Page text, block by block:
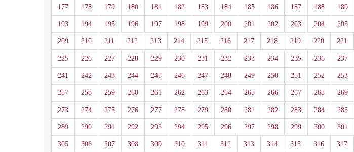
177 178 179 180 181 182 183 184 185 186 187 188 189
193 194 195 196 197 198 199 200 201 202 203 204 205
209 210 211 212 213 214 215 216 217 218 219 220 221
225 226 227 228 229 230 231 232 233 234 235 236 237
241 242 243 244 245 246 247 248 249 250 251 252 253
257 258 259 260 261 262 263 264 265 266 267 268 269
273 274 275 276 277 278 279 280 281 282 283 284 285
289 290 291 292 293 294 295 296 297 298 299 300 301
305 306 307 308 309 310 311 312 313 314 315 316 317